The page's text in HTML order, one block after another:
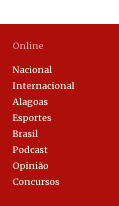
Online
Nacional
Internacional
Alagoas
Esportes
Brasil
Podcast
Opinião
Concursos